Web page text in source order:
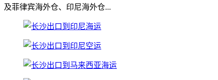
及菲律宾海外仓、印尼海外仓...